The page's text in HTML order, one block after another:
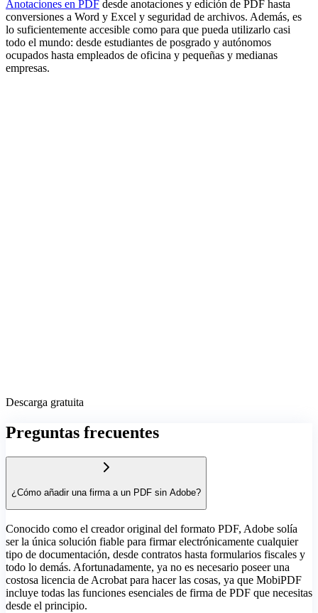
Anotaciones en PDF desde anotaciones y edición de PDF hasta
conversiones a Word y Excel y seguridad de archivos. Además, es
lo suficientemente accesible como para que pueda utilizarlo casi
todo el mundo: desde estudiantes de posgrado y autónomos
ocupados hasta empleados de oficina y pequeñas y medianas
empresas.
Descarga gratuita
Preguntas frecuentes
¿Cómo añadir una firma a un PDF sin Adobe?
Conocido como el creador original del formato PDF, Adobe solía
ser la única solución fiable para firmar electrónicamente cualquier
tipo de documentación, desde contratos hasta formularios fiscales y
todo lo demás. Afortunadamente, ya no es necesario poseer una
costosa licencia de Acrobat para hacer las cosas, ya que MobiPDF
incluye todas las funciones esenciales de firma de PDF que necesitas
desde el principio.